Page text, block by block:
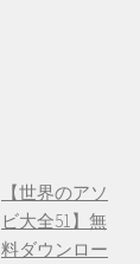
【世界のアソ
ビ大全51】無
料ダウンロー